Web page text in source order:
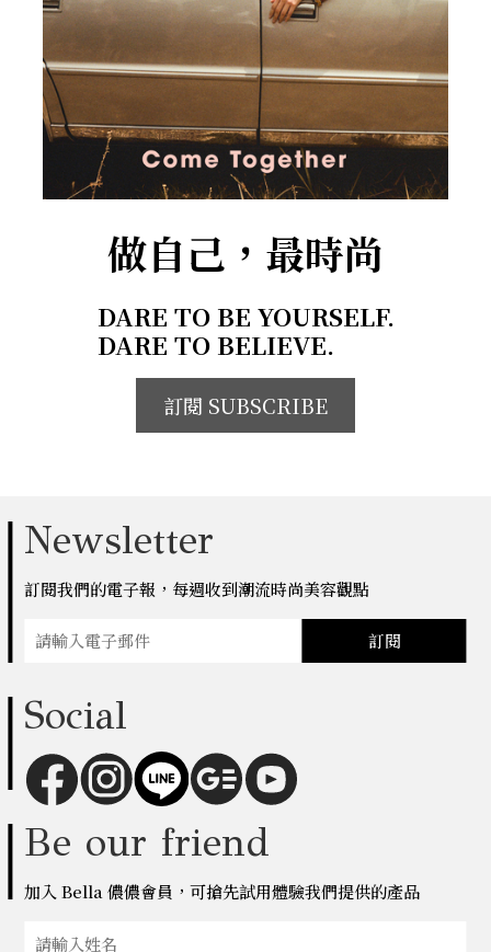
做自己，最時尚
DARE TO BE YOURSELF.
DARE TO BELIEVE.
訂閱 SUBSCRIBE
Newsletter
訂閱我們的電子報，每週收到潮流時尚美容觀點
訂閱
Social
Be our friend
加入 Bella 儂儂會員，可搶先試用體驗我們提供的產品